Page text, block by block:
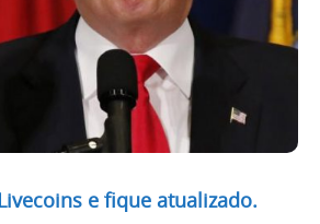
e fique atualizado.